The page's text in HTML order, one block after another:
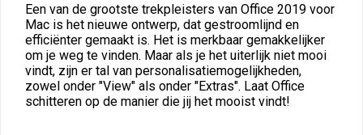
Een van de grootste trekpleisters van Office 2019 voor
Mac is het nieuwe ontwerp, dat gestroomlijnd en
efficiënter gemaakt is. Het is merkbaar gemakkelijker
om je weg te vinden. Maar als je het uiterlijk niet mooi
vindt, zijn er tal van personalisatiemogelijkheden,
zowel onder "View" als onder "Extras". Laat Office
schitteren op de manier die jij het mooist vindt!